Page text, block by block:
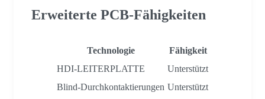
Erweiterte PCB-Fähigkeiten
Technologie
Fähigkeit
HDI-LEITERPLATTE
Unterstützt
Blind-Durchkontaktierungen Unterstützt